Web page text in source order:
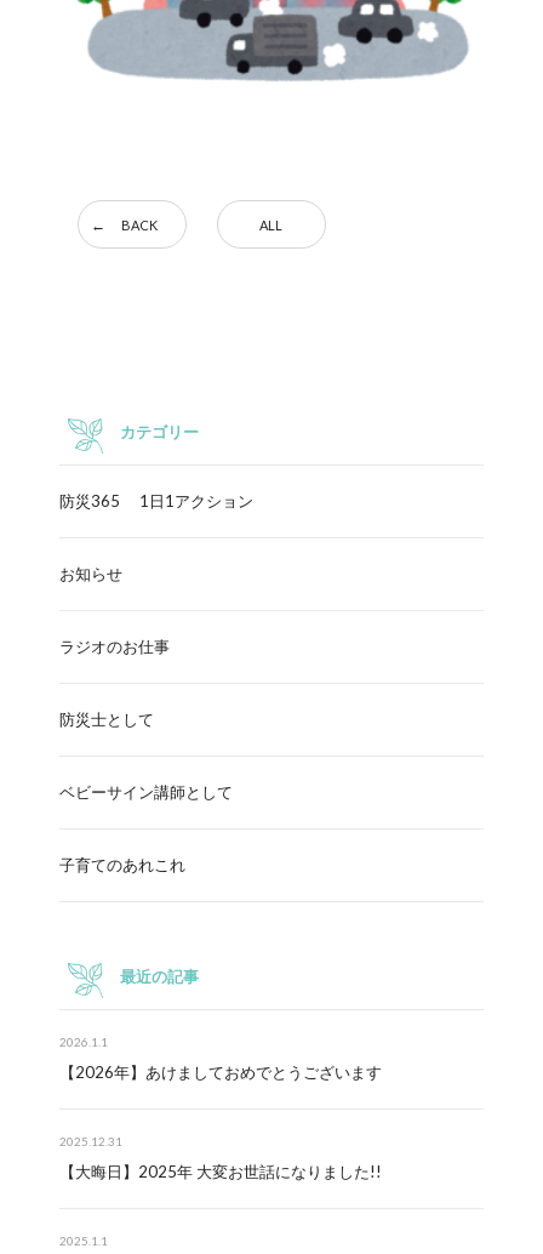
BACK ALL
カテゴリー
防災365 1日1アクション
お知らせ
ラジオのお仕事
防災士として
ベビーサイン講師として
子育てのあれこれ
最近の記事
2026.1.1
【2026年】あけましておめでとうございます
2025.12.31
【大晦日】2025年 大変お世話になりました!!
2025.1.1